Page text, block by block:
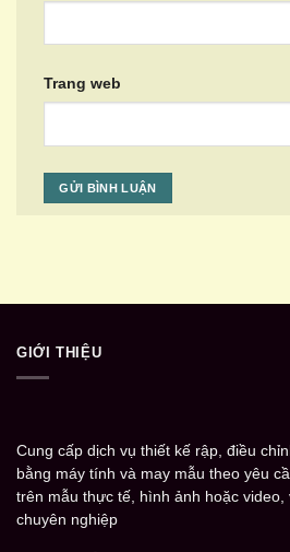
Trang web
GIỚI THIỆU
Cung cấp dịch vụ thiết kế rập, điều
bằng máy tính và may mẫu theo yêu
trên mẫu thực tế, hình ảnh hoặc
chuyên nghiệp